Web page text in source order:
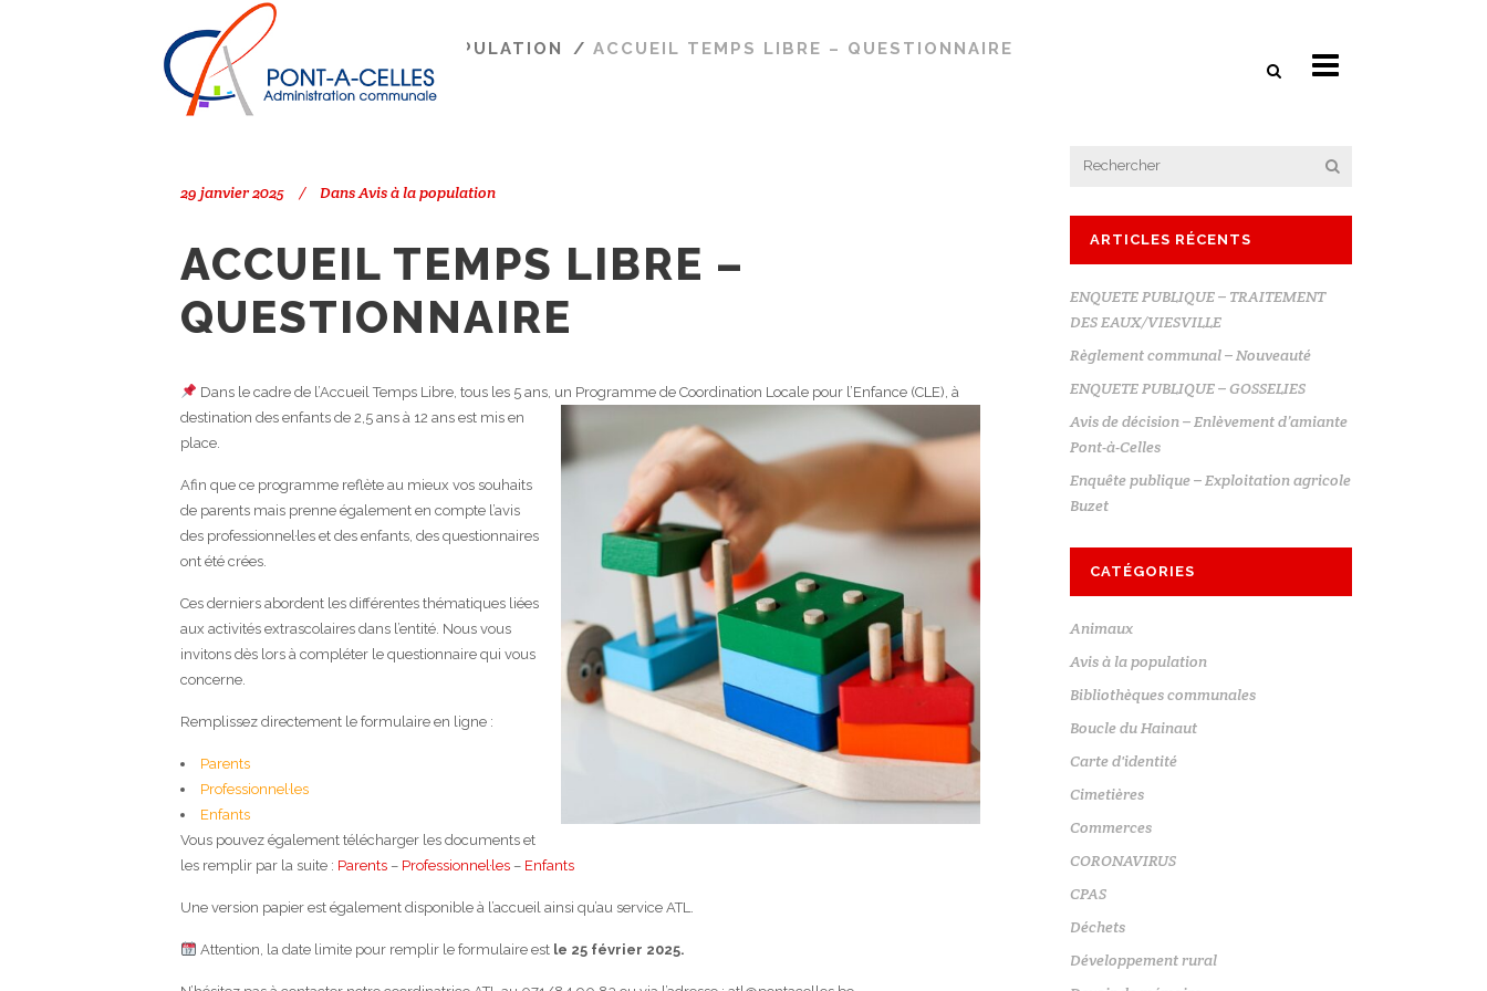
PONT-À-CELLES AVIS À LA POPULATION / ACCUEIL TEMPS LIBRE – QUESTIONNAIRE
29 janvier 2025 DansAvis à la population
ACCUEIL TEMPS LIBRE –
QUESTIONNAIRE
Dans le cadre de l’Accueil Temps Libre, tous les 5 ans, un Programme de Coordination Locale pour l’Enfance (CLE), à
destination des enfants de 2,5 ans à 12 ans est mis en
place.
Afin que ce programme reflète au mieux vos souhaits
de parents mais prenne également en compte l’avis
des professionnel·les et des enfants, des questionnaires
ont été crées.
Ces derniers abordent les différentes thématiques liées
aux activités extrascolaires dans l’entité. Nous vous
invitons dès lors à compléter le questionnaire qui vous
concerne.
Remplissez directement le formulaire en ligne :
Parents
Professionnel·les
Enfants
Vous pouvez également télécharger les documents et
les remplir par la suite : Parents – Professionnel·les – Enfants
Une version papier est également disponible à l’accueil ainsi qu’au service ATL.
Attention, la date limite pour remplir le formulaire est le 25 février 2025.
ARTICLES RÉCENTS
ENQUETE PUBLIQUE – TRAITEMENT
DES EAUX/VIESVILLE
Règlement communal – Nouveauté
ENQUETE PUBLIQUE – GOSSELIES
Avis de décision – Enlèvement d’amiante
Pont-à-Celles
Enquête publique – Exploitation agricole
Buzet
CATÉGORIES
Animaux
Avis à la population
Bibliothèques communales
Boucle du Hainaut
Carte d'identité
Cimetières
Commerces
CORONAVIRUS
CPAS
Déchets
Développement rural